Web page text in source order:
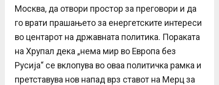
Москва, да отвори простор за преговори и да
го врати прашањето за енергетските интереси
во центарот на државната политика. Пораката
на Хрупал дека „нема мир во Европа без
Русија“ се вклопува во оваа политичка рамка и
претставува нов напад врз ставот на Мерц за